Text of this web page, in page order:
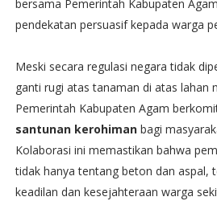
bersama Pemerintah Kabupaten
pendekatan persuasif kepada warga
​Meski secara regulasi negara tidak
ganti rugi atas tanaman di atas lahan
Pemerintah Kabupaten Agam
santunan kerohimanbagi
Kolaborasi ini memastikan bahwa
tidak hanya tentang beton dan aspal,
keadilan dan kesejahteraan warga